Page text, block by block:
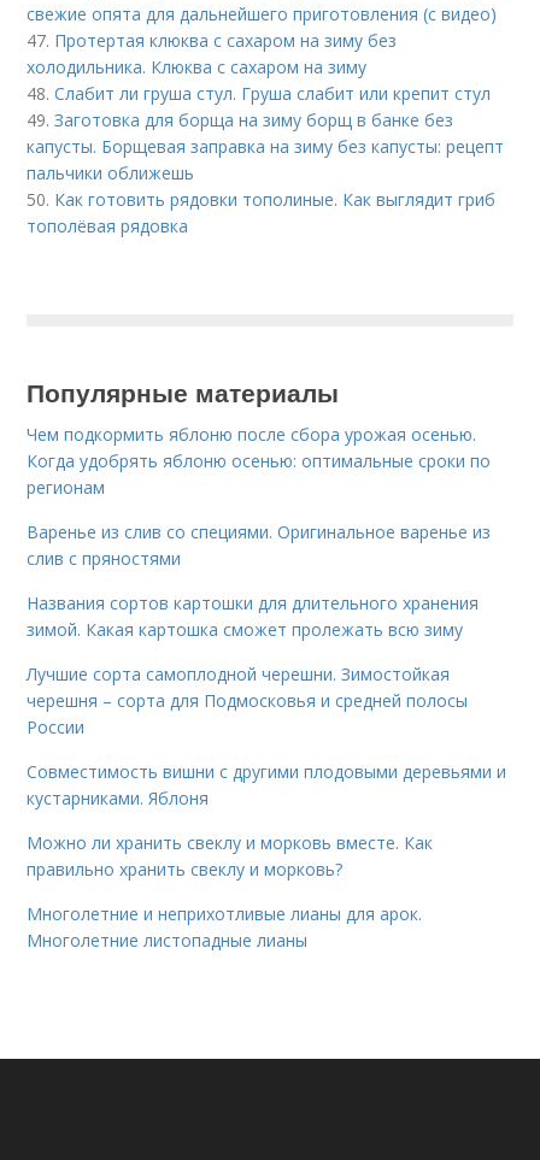
свежие опята для дальнейшего приготовления (с видео)
47. Протертая клюква с сахаром на зиму без
холодильника. Клюква с сахаром на зиму
48.Слабит ли груша стул. Груша слабит или крепит стул
49.Заготовка для борща на зиму борщ в банке без
капусты. Борщевая заправка на зиму без капусты: рецепт
пальчики оближешь
50. Как готовить рядовки тополиные. Как выглядит гриб
тополёвая рядовка
Популярные материалы
Чем подкормить яблоню после сбора урожая осенью.
Когда удобрять яблоню осенью: оптимальные сроки по
регионам
Варенье из слив со специями. Оригинальное варенье из
слив с пряностями
Названия сортов картошки для длительного хранения
зимой. Какая картошка сможет пролежать всю зиму
Лучшие сорта самоплодной черешни. Зимостойкая
черешня – сорта для Подмосковья и средней полосы
России
Совместимость вишни с другими плодовыми деревьями и
кустарниками. Яблоня
Можно ли хранить свеклу и морковь вместе. Как
правильно хранить свеклу и морковь?
Многолетние и неприхотливые лианы для арок.
Многолетние листопадные лианы